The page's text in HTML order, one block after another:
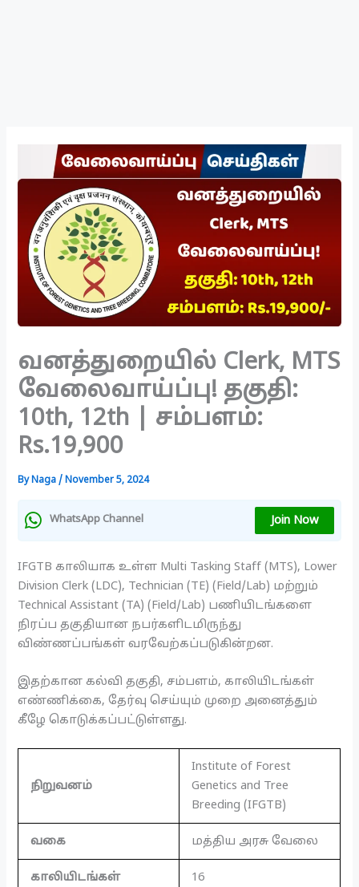
வனத்துறையில் Clerk, MTS
வேலைவாய்ப்பு! தகுதி:
10th, 12th | சம்பளம்:
Rs.19,900
ByNaga/November 5, 2024
WhatsApp Channel Join Now
IFGTB காலியாக உள்ள Multi Tasking Staff (MTS), Lower
Division Clerk (LDC), Technician (TE) (Field/Lab) மற்றும்
Technical Assistant (TA) (Field/Lab) பணியிடங்களை
நிரப்ப தகுதியான நபர்களிடமிருந்து
விண்ணப்பங்கள் வரவேற்கப்படுகின்றன.
இதற்கான கல்வி தகுதி, சம்பளம், காலியிடங்கள்
எண்ணிக்கை, தேர்வு செய்யும் முறை அனைத்தும்
கீழே கொடுக்கப்பட்டுள்ளது.
நிறுவனம்
Institute of Forest
Genetics and Tree
Breeding (IFGTB)
வகை மத்திய அரசு வேலை
காலியிடங்கள் 16